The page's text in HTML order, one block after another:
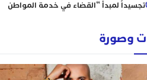
تجسيداً لمبدأ “القضاء في خدمة المواطن
رؤساء ونقباء للمحامين يتضامنون مع الاستاذ
حاجي .
من يحمي وجدة من كارثة عقارية وشيكة؟
أحكام نافذة، رسوم مجمدة، ومشاريع
وصورة